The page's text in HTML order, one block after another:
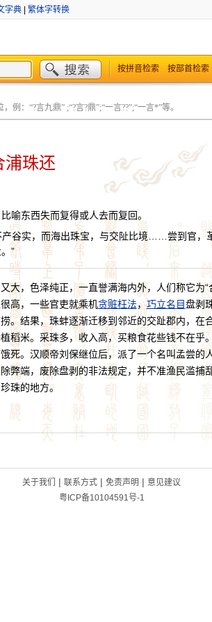
字典| 繁体字转换
按拼音检索 按部首检索
：“?言九鼎” ;“?言?鼎”;“一言??”;“一言*”等。
浦珠还
喻东西失而复得或人去而复回。
产谷实，而海出珠宝，与交阯比境……尝到官，
”
大，色泽纯正，一直誉满海内外，人们称它为“
高，一些官吏就乘机贪赃枉法，巧立名目盘剥
。结果，珠蚌逐渐迁移到邻近的交趾郡内，在
稻米。采珠多，收入高，买粮食花些钱不在乎
死。汉顺帝刘保继位后，派了一个名叫孟尝的
弊端，废除盘剥的非法规定，并不准渔民滥捕
珠的地方。
关于我们 | 联系方式 | 免责声明 | 意见建议
粤ICP备10104591号-1